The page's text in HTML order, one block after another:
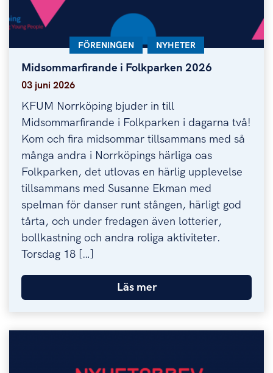
Midsommarfirande i Folkparken 2026
Midsommarfirande i Folkparken 2026
KATEGORI:
FÖRENINGEN KATEGORI:
NYHETER
03 juni 2026
KFUM Norrköping bjuder in till
Midsommarfirande i Folkparken i dagarna två!
Kom och fira midsommar tillsammans med så
många andra i Norrköpings härliga oas
Folkparken, det utlovas en härlig upplevelse
tillsammans med Susanne Ekman med
spelman för danser runt stången, härligt god
tårta, och under fredagen även lotterier,
bollkastning och andra roliga aktiviteter.
Torsdag 18 […]
Läs mer